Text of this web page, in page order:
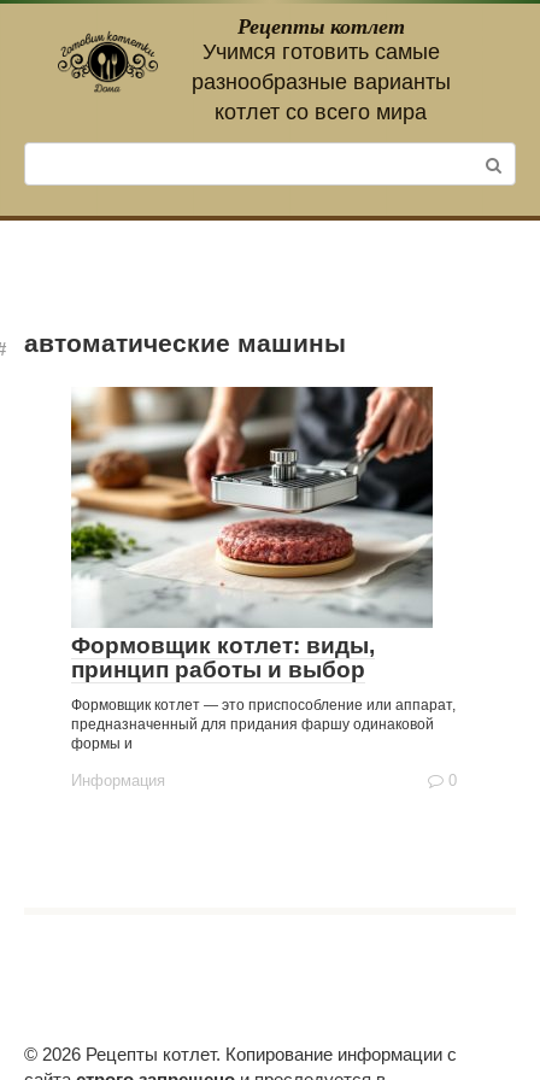
контенту
Рецепты котлет
Учимся готовить самые
разнообразные варианты
котлет со всего мира
автоматические машины
Формовщик котлет: виды,
принцип работы и выбор
Формовщик котлет — это приспособление или аппарат,
предназначенный для придания фаршу одинаковой
формы и
Информация 0
© 2026 Рецепты котлет. Копирование информации с